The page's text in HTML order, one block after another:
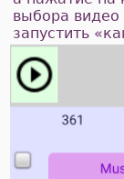
выбора
запустить